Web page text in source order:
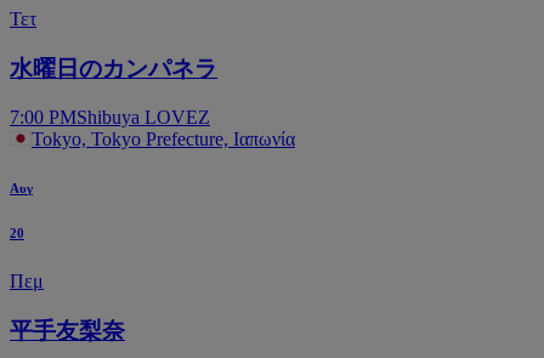
Τετ
水曜日のカンパネラ
7:00 PMShibuya LOVEZ
Tokyo, Tokyo Prefecture, Ιαπωνία
Αυγ
20
Πεμ
平手友梨奈